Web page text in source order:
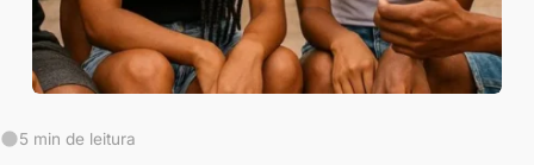
5 min de leitura